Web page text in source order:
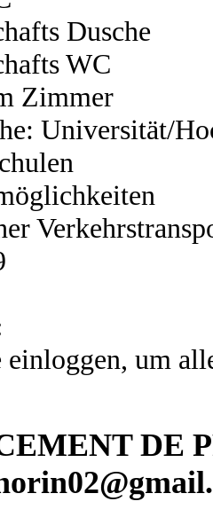
Dusche
WC
Zimmer
Universität/
um
DE